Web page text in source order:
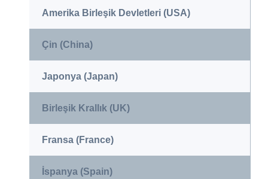
Amerika Birleşik Devletleri (USA)
Çin (China)
Japonya (Japan)
Birleşik Krallık (UK)
Fransa (France)
İspanya (Spain)